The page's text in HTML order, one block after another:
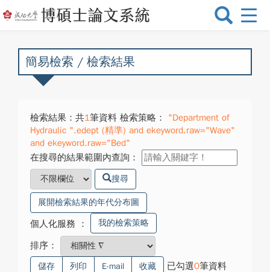
選
換
簡易檢索 / 檢索結果
檢索結果：共1筆資料 檢索策略：
"Department of
Hydraulic ".edept (精準) and ekeyword.raw="Wave"
and ekeyword.raw="Bed"
在搜尋的結果範圍內查詢：
搜尋
展開檢索結果的年代分布圖
個人化服務 ： 我的檢索策略
排序：
儲存 列印 E-mail 收藏 已勾選0筆資料